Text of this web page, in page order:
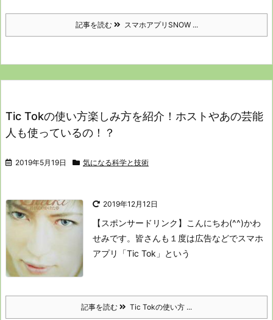
記事を読む スマホアプリSNOW ...
Tic Tokの使い方楽しみ方を紹介！ホストやあの芸能
人も使っているの！？
2019年5月19日 気になる科学と技術
2019年12月12日
【スポンサードリンク】
こんにちわ(^^)かわ
せみです。 皆さんも１度は広告などでスマホ
アプリ
「Tic Tok」という
記事を読む Tic Tokの使い方 ...